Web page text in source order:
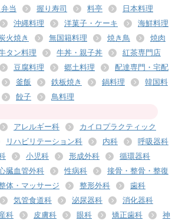
当
握り寿司 料亭
日本料理
沖縄料理 洋菓子・ケーキ
海鮮料理
火焼き 無国籍料理 焼き鳥
焼肉
タン料理 牛丼・親子丼
紅茶専門店
豆腐料理 郷土料理
配達専門・宅配
釜飯 鉄板焼き 鍋料理
韓国料
餃子 鳥料理
アレルギー科
カイロプラクティック
リハビリテーション科 内科
呼吸器科
小児科 形成外科
循環器科
臓血管外科 性病科
接骨・整骨・整復
体・マッサージ 整形外科
歯科
気管食道科 泌尿器科
消化器科
科 皮膚科 眼科 矯正歯科
神